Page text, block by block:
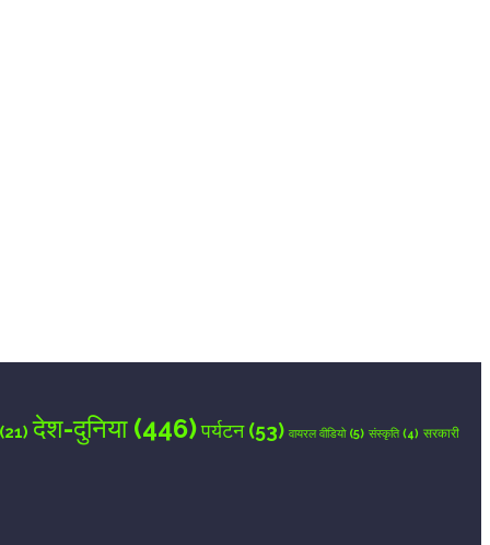
(21) देश-दुनिया(446)पर्यटन(53) वायरल वीडियो(5) संस्कृति(4) सरकारी